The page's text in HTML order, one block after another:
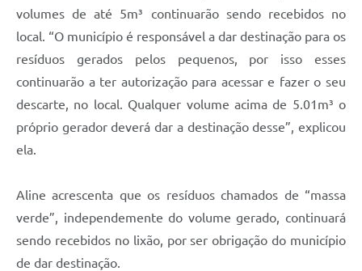
volumes de até 5m³ continuarão sendo recebidos no
local. “O município é responsável a dar destinação para os
resíduos gerados pelos pequenos, por isso esses
continuarão a ter autorização para acessar e fazer o seu
descarte, no local. Qualquer volume acima de 5.01m³ o
próprio gerador deverá dar a destinação desse”, explicou
ela.
Aline acrescenta que os resíduos chamados de “massa
verde”, independemente do volume gerado, continuará
sendo recebidos no lixão, por ser obrigação do município
de dar destinação.